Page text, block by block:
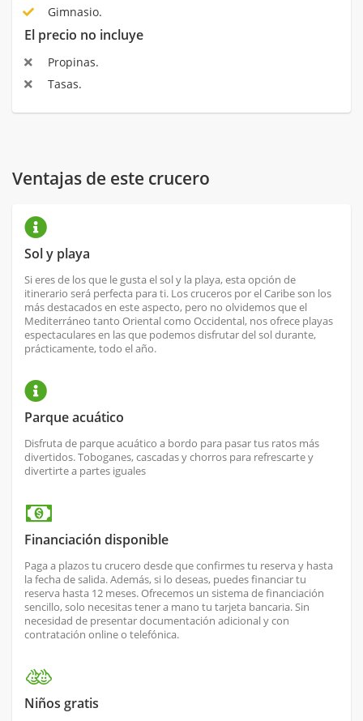
Gimnasio.
El precio no incluye
Propinas.
Tasas.
Ventajas de este crucero
Sol y playa
Si eres de los que le gusta el sol y la playa, esta opción de
itinerario será perfecta para ti. Los cruceros por el Caribe son los
más destacados en este aspecto, pero no olvidemos que el
Mediterráneo tanto Oriental como Occidental, nos ofrece playas
espectaculares en las que podemos disfrutar del sol durante,
prácticamente, todo el año.
Parque acuático
Disfruta de parque acuático a bordo para pasar tus ratos más
divertidos. Toboganes, cascadas y chorros para refrescarte y
divertirte a partes iguales
Financiación disponible
Paga a plazos tu crucero desde que confirmes tu reserva y hasta
la fecha de salida. Además, si lo deseas, puedes financiar tu
reserva hasta 12 meses. Ofrecemos un sistema de financiación
sencillo, solo necesitas tener a mano tu tarjeta bancaria. Sin
necesidad de presentar documentación adicional y con
contratación online o telefónica.
Niños gratis